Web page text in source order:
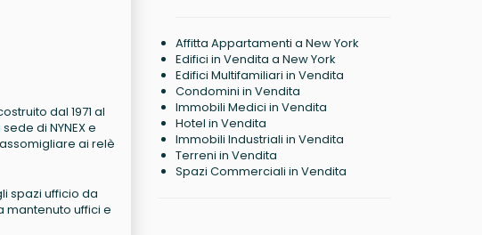
dal 1971 al
di NYNEX e
ai relè
spazi ufficio da
mantenuto uffici e
Affitta Appartamenti a New York
Edifici in Vendita a New York
Edifici Multifamiliari in Vendita
Condomini in Vendita
Immobili Medici in Vendita
Hotel in Vendita
Immobili Industriali in Vendita
Terreni in Vendita
Spazi Commerciali in Vendita